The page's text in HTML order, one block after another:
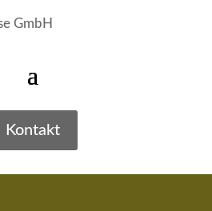
Kontakt